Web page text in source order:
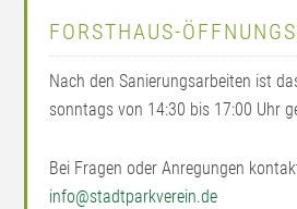
FORSTHAUS-
Nach den Sanierungsarbeiten ist
sonntags von 14:30 bis 17:00 Uhr
Bei Fragen oder Anregungen
info@stadtparkverein.de